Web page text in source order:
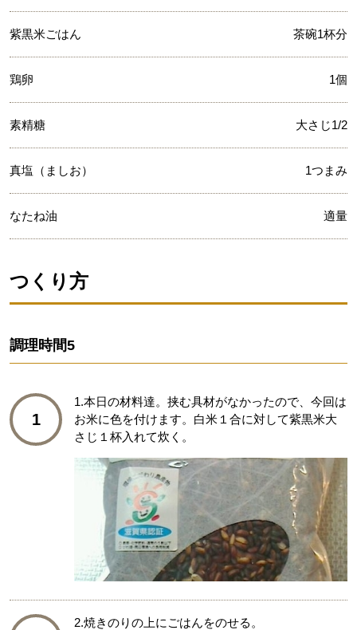
紫黒米ごはん 茶碗1杯分
鶏卵 1個
素精糖 大さじ1/2
真塩（ましお） 1つまみ
なたね油 適量
つくり方
調理時間5
1
1.本日の材料達。挟む具材がなかったので、今回は
お米に色を付けます。白米１合に対して紫黒米大
さじ１杯入れて炊く。
2.焼きのりの上にごはんをのせる。